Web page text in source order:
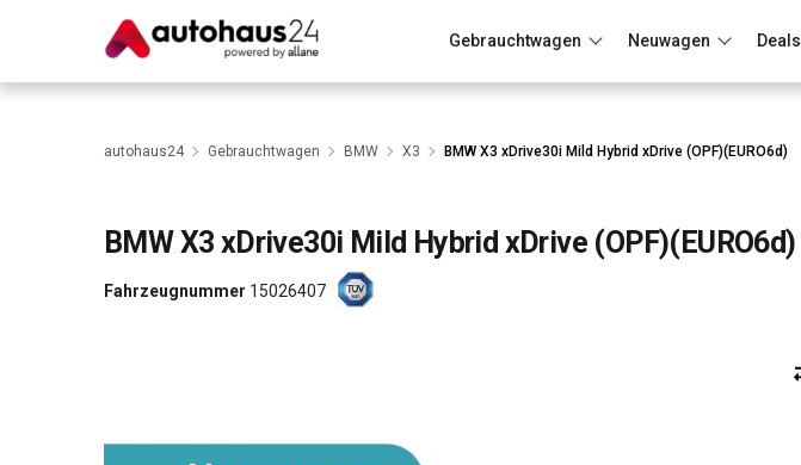
Gebrauchtwagen Neuwagen Deals
Wir bewerten dein AutoRund um die Inzahlungnahme
autohaus24 Gebrauchtwagen BMW X3 BMW X3 xDrive30i Mild Hybrid xDrive (OPF)(EURO6d)
BMWX3 xDrive30i Mild Hybrid xDrive (OPF)(EURO6d)
Fahrzeugnummer 15026407